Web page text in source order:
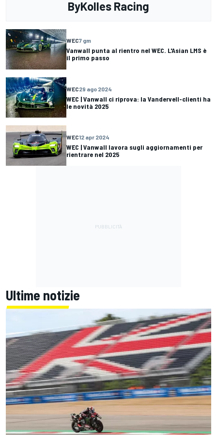
ByKolles Racing
WEC7 gm
Vanwall punta al rientro nel WEC. L'Asian LMS è
il primo passo
WEC29 ago 2024
WEC | Vanwall ci riprova: la Vandervell-clienti ha
le novità 2025
WEC12 apr 2024
WEC | Vanwall lavora sugli aggiornamenti per
rientrare nel 2025
Ultime notizie